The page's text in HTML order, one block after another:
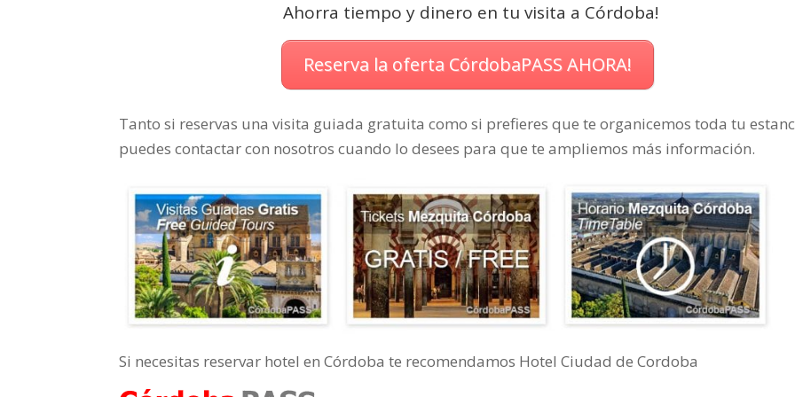
Ahorra tiempo y dinero en tu visita a Córdoba!
Reserva la oferta CórdobaPASS AHORA!
Tanto si reservas una visita guiada gratuita como si prefieres que te organicemos toda tu
puedes contactar con nosotros cuando lo desees para que te ampliemos más información.
Si necesitas reservar hotel en Córdoba te recomendamos Hotel Ciudad de Cordoba